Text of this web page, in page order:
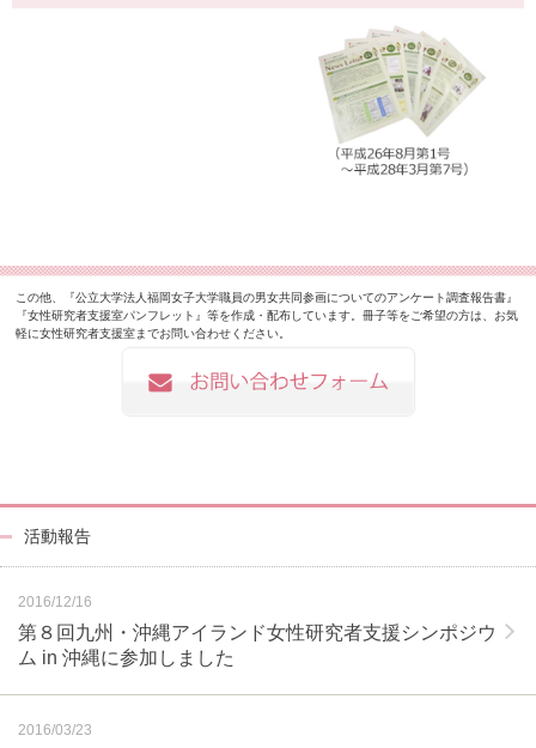
この他、『公立大学法人福岡女子大学職員の男女共同参画についてのアンケート調査報告書』
『女性研究者支援室パンフレット』等を作成・配布しています。冊子等をご希望の方は、お気
軽に女性研究者支援室までお問い合わせください。
活動報告
2016/12/16
第８回九州・沖縄アイランド女性研究者支援シンポジウ
ム in 沖縄に参加しました
2016/03/23